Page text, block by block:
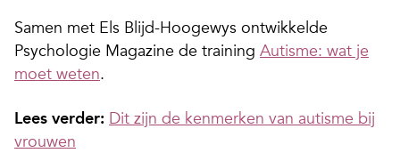
Samen met Els Blijd-Hoogewys ontwikkelde
Psychologie Magazine de training Autisme: wat je
moet weten.
Lees verder: Dit zijn de kenmerken van autisme bij
vrouwen